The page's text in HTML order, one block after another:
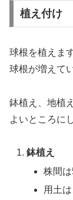
植え付け
球根を植えま
球根が増えて
鉢植え、地植
よいところに
鉢植え
株間
用土